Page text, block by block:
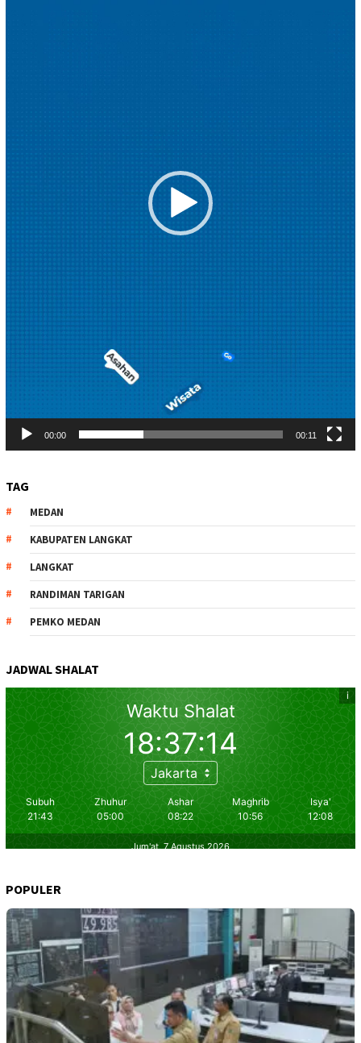
00:00 00:11
TAG
MEDAN
KABUPATEN LANGKAT
LANGKAT
RANDIMAN TARIGAN
PEMKO MEDAN
JADWAL SHALAT
POPULER